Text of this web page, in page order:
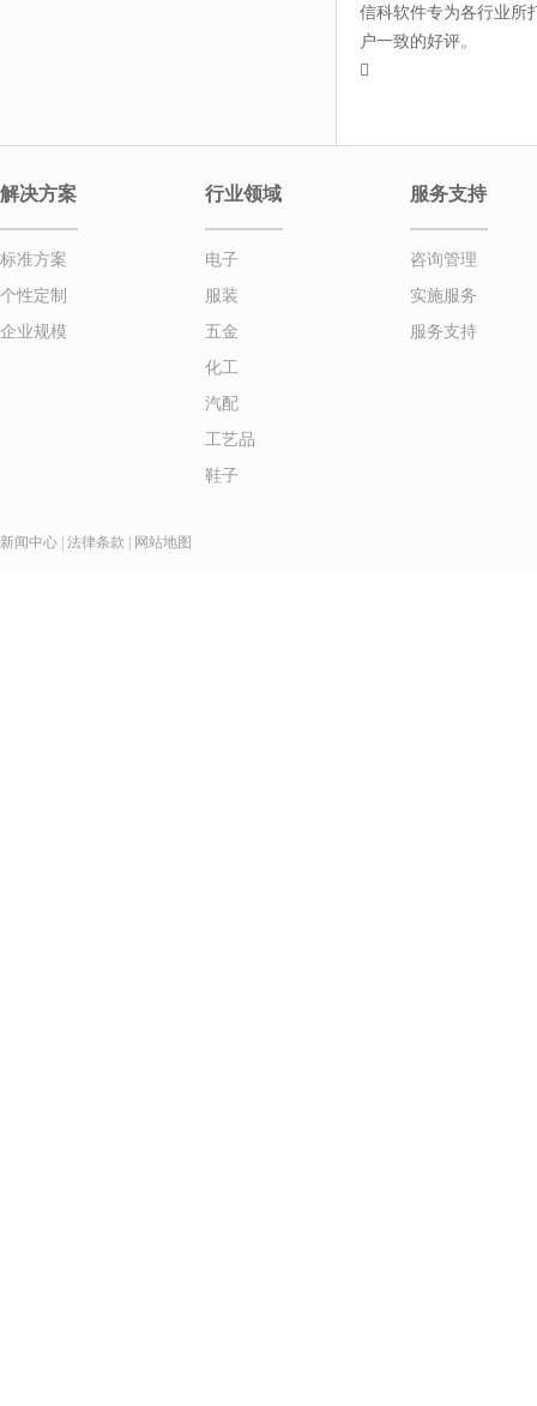
信科软件专为各行业所
户一致的好评。

解决方案
标准方案
个性定制
企业规模
行业领域
电子
服装
五金
化工
汽配
工艺品
鞋子
服务支持
咨询管理
实施服务
服务支持
新闻中心 法律条款 网站地图